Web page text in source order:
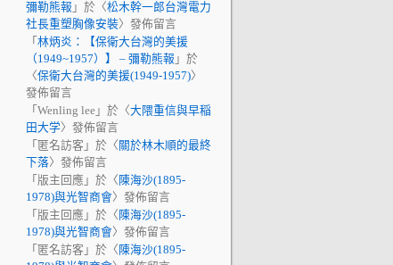
彌勒熊報 」於〈松木幹一郎台灣電力
社長重塑胸像安裝〉發佈留言
「 林炳炎：【保衛大台灣的美援
（1949~1957）】 – 彌勒熊報 」於
〈保衛大台灣的美援(1949-1957)〉
發佈留言
「 Wenling lee 」於〈大隈重信與早稲
田大学〉發佈留言
「 匿名訪客 」於〈 關於林木順的最終
下落〉發佈留言
「 版主回應 」於〈 陳海沙(1895-
1978)與光智商會〉發佈留言
「 版主回應 」於〈 陳海沙(1895-
1978)與光智商會〉發佈留言
「 匿名訪客 」於〈 陳海沙(1895-